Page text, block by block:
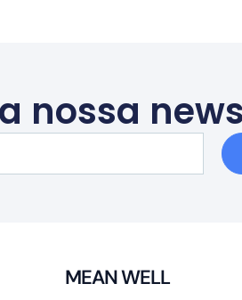
nossa
MEAN WELL